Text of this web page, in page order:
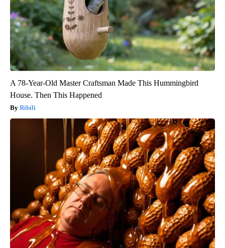
A 78-Year-Old Master Craftsman Made This Hummingbird
House. Then This Happened
Ribili